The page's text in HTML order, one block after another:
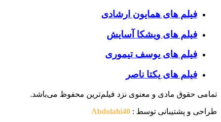
فیلم های همایون ارشادی
فیلم های ویشکا آسایش
فیلم های یوسف تیموری
فیلم های یکتا ناصر
تمامی حقوق مادی و معنوی نزد فیلم‌ترین محفوظ می‌باشد.
طراحی و پشتیبانی توسط : Abdolahi40